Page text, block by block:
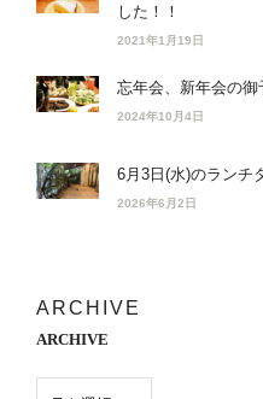
した！！
2021年1月19日
忘年会、新年会の御
2024年10月4日
6月3日(水)のランチ
2026年6月2日
ARCHIVE
ARCHIVE